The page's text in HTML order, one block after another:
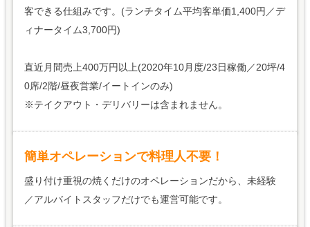
客できる仕組みです。(ランチタイム平均客単価1,400円／デ
ィナータイム3,700円)
直近月間売上400万円以上(2020年10月度/23日稼働／20坪/4
0席/2階/昼夜営業/イートインのみ)
※テイクアウト・デリバリーは含まれません。
簡単オペレーションで料理人不要！
盛り付け重視の焼くだけのオペレーションだから、未経験
／アルバイトスタッフだけでも運営可能です。